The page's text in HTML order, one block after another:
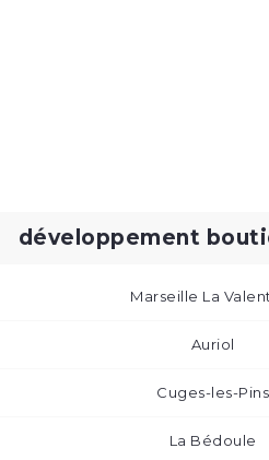
développement
Marseille La
Auriol
Cuges-les-Pins
La Bédoule